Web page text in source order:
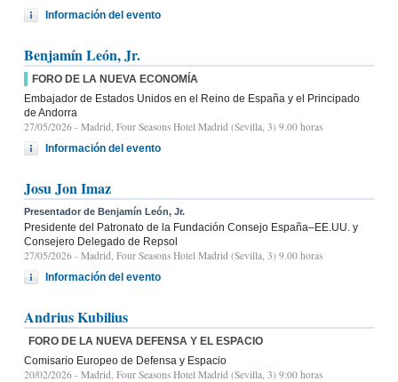
Información del evento
Benjamín León, Jr.
FORO DE LA NUEVA ECONOMÍA
Embajador de Estados Unidos en el Reino de España y el Principado
de Andorra
27/05/2026 - Madrid, Four Seasons Hotel Madrid (Sevilla, 3) 9.00 horas
Información del evento
Josu Jon Imaz
Presentador de Benjamín León, Jr.
Presidente del Patronato de la Fundación Consejo España–EE.UU. y
Consejero Delegado de Repsol
27/05/2026 - Madrid, Four Seasons Hotel Madrid (Sevilla, 3) 9.00 horas
Información del evento
Andrius Kubilius
FORO DE LA NUEVA DEFENSA Y EL ESPACIO
Comisario Europeo de Defensa y Espacio
20/02/2026 - Madrid, Four Seasons Hotel Madrid (Sevilla, 3) 9:00 horas